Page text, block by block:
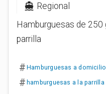
directions_boat Regional
Hamburguesas de 250
parrilla
# Hamburguesas a domicilio
# hamburguesas a la